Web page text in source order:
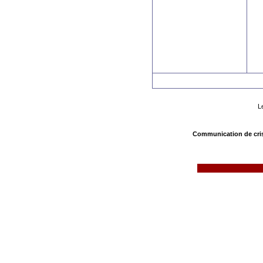
Communication de